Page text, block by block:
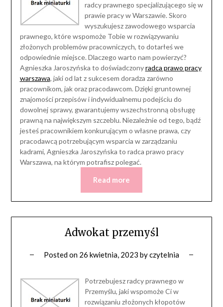
radcy prawnego specjalizującego się w
prawie pracy w Warszawie. Skoro
wyszukujesz zawodowego wsparcia
prawnego, które wspomoże Tobie w rozwiązywaniu
złożonych problemów pracowniczych, to dotarłeś we
odpowiednie miejsce. Dlaczego warto nam powierzyć?
Agnieszka Jaroszyńska to doświadczonyradca prawo pracy
warszawa, jaki od lat z sukcesem doradza zarówno
pracownikom, jak oraz pracodawcom. Dzięki gruntownej
znajomości przepisów i indywidualnemu podejściu do
dowolnej sprawy, gwarantujemy wszechstronną obsługę
prawną na największym szczeblu. Niezależnie od tego, bądź
jesteś pracownikiem konkurującym o własne prawa, czy
pracodawcą potrzebującym wsparcia w zarządzaniu
kadrami, Agnieszka Jaroszyńska to radca prawo pracy
Warszawa, na którym potrafisz polegać.
Read more
Adwokat przemyśl
Posted on 26 kwietnia, 2023 byczytelnia
Potrzebujesz radcy prawnego w
Przemyślu, jaki wspomoże Ci w
rozwiązaniu złożonych kłopotów